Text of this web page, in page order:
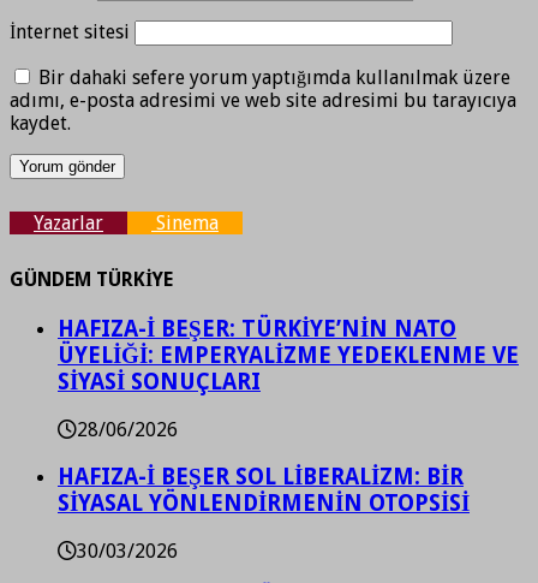
İnternet sitesi
Bir dahaki sefere yorum yaptığımda kullanılmak üzere
adımı, e-posta adresimi ve web site adresimi bu tarayıcıya
kaydet.
Yazarlar Sinema
GÜNDEM TÜRKİYE
HAFIZA-İ BEŞER: TÜRKİYE’NİN NATO
ÜYELİĞİ: EMPERYALİZME YEDEKLENME VE
SİYASİ SONUÇLARI
28/06/2026
HAFIZA-İ BEŞER SOL LİBERALİZM: BİR
SİYASAL YÖNLENDİRMENİN OTOPSİSİ
30/03/2026